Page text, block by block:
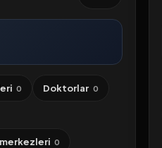
0 Doktorlar 0
0